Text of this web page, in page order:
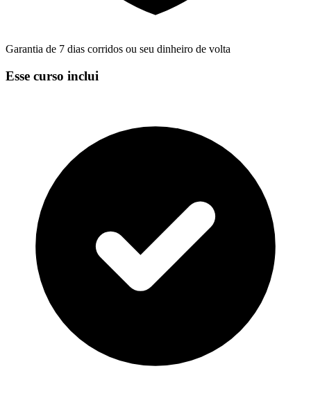
Garantia de 7 dias corridos ou seu dinheiro de volta
Esse curso inclui